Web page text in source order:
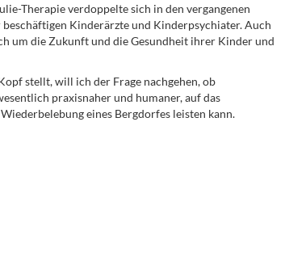
Therapie verdoppelte sich in den vergangenen
Kinderärzte und Kinderpsychiater. Auch
um die Zukunft und die Gesundheit ihrer Kinder und
stellt, will ich der Frage nachgehen, ob
praxisnaher und humaner, auf das
eines Bergdorfes leisten kann.